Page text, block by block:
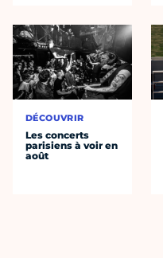
DÉCOUVRIR
Les concerts
parisiens à voir en
août